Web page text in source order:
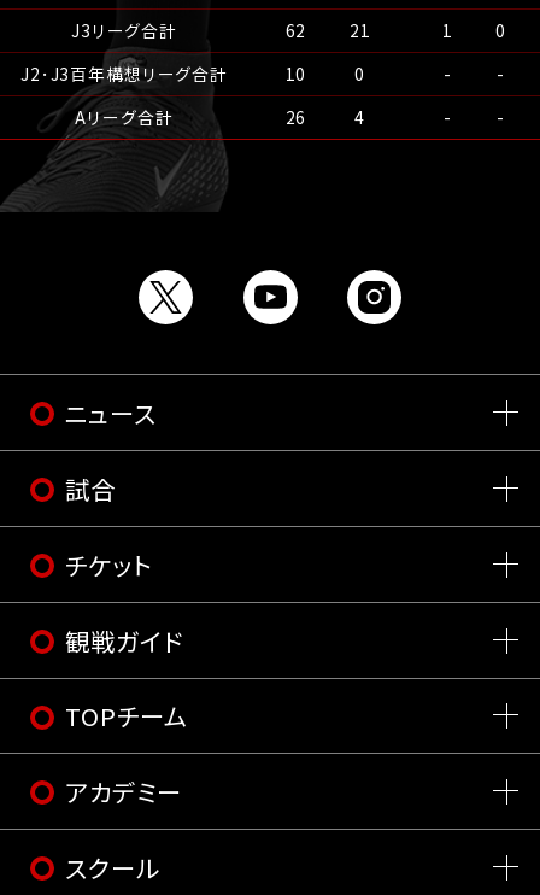
J3リーグ合計
62 21 1
0
J2･J3百年構想リーグ合計
10 0 -
-
Aリーグ合計
26 4 - -
ニュース
試合
チケット
観戦ガイド
TOPチーム
アカデミー
スクール